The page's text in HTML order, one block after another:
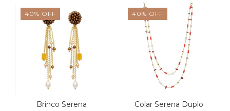
40% OFF
Brinco Serena
40% OFF
Colar Serena Duplo